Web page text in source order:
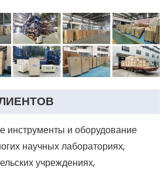
инструменты и оборудование
научных лабораториях,
учреждениях,